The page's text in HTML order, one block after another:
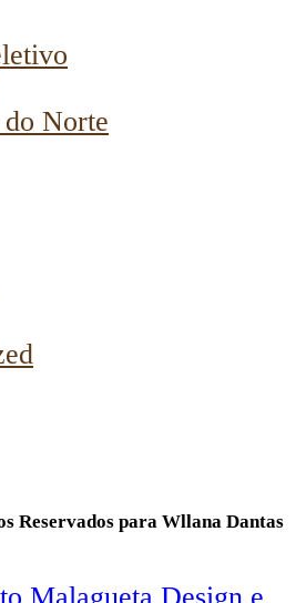
Norte
Reservados para Wllana Dantas